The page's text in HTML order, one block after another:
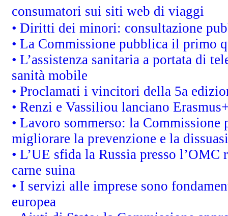
consumatori sui siti web di viaggi
• Diritti dei minori: consultazione
• La Commissione pubblica il primo
• L’assistenza sanitaria a portata di
sanità mobile
• Proclamati i vincitori della 5a
• Renzi e Vassiliou lanciano
• Lavoro sommerso: la
migliorare la prevenzione e la
• L’UE sfida la Russia presso
carne suina
• I servizi alle imprese sono
europea